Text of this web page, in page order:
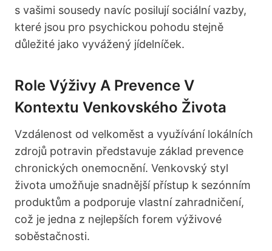
s vašimi sousedy navíc posilují sociální vazby,
které jsou pro psychickou pohodu stejně
důležité jako vyvážený jídelníček.
Role Výživy A Prevence V
Kontextu Venkovského Života
Vzdálenost od velkoměst a využívání lokálních
zdrojů potravin představuje základ prevence
chronických onemocnění. Venkovský styl
života umožňuje snadnější přístup k sezónním
produktům a podporuje vlastní zahradničení,
což je jedna z nejlepších forem výživové
soběstačnosti.